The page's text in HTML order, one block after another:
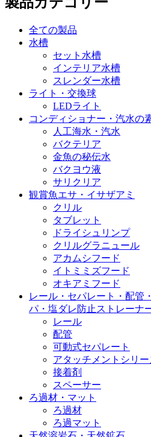
全ての製品
水槽
セット水槽
インテリア水槽
スレンダー水槽
ライト・交換球
LEDライト
コンディショナー・汽水の
人工海水・汽水
バクテリア
金魚の秘伝水
バクヨウ液
サリクリア
観賞魚エサ・イサザアミ
クリル
タブレット
ドライシュリンプ
クリルグラニュール
アカムシフード
イトミミズフード
オキアミフード
レール・セパレート・配管
パ・塩ダレ防止ストレーナ
レール
配管
可動式セパレート
アタッチメントシリー
接着剤
スペーサー
ろ過材・マット
ろ過材
ろ過マット